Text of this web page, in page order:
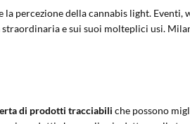
percezione della cannabis light.
e sui suoi molteplici usi.
di prodotti tracciabili che possono